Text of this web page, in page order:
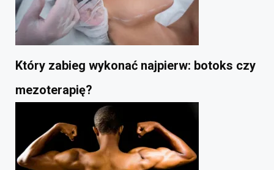
Który zabieg wykonać najpierw: botoks czy
mezoterapię?